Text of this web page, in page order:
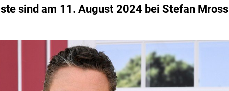
sind am 11. August 2024 bei Stefan Mross